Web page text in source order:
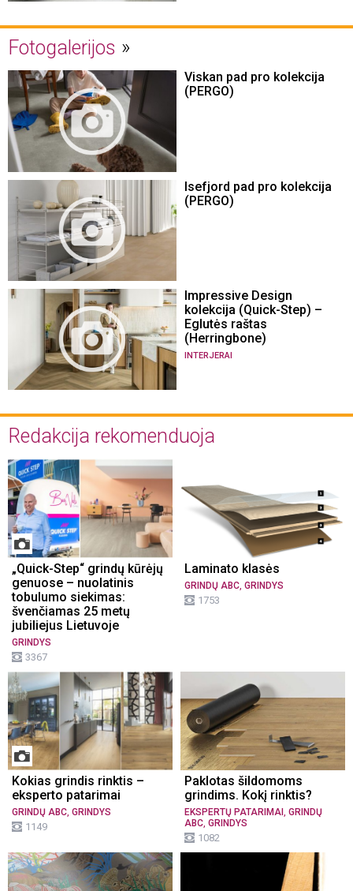
Fotogalerijos
Viskan pad pro kolekcija
(PERGO)
Isefjord pad pro kolekcija
(PERGO)
Impressive Design
kolekcija (Quick-Step) –
Eglutės raštas
(Herringbone)
INTERJERAI
Redakcija rekomenduoja
„Quick-Step“ grindų kūrėjų
genuose – nuolatinis
tobulumo siekimas:
švenčiamas 25 metų
jubiliejus Lietuvoje
GRINDYS
3367
Laminato klasės
GRINDŲ ABC GRINDYS
1753
Kokias grindis rinktis –
eksperto patarimai
GRINDŲ ABC, GRINDYS
1149
Paklotas šildomoms
grindims. Kokį rinktis?
EKSPERTŲ PATARIMAI , GRINDŲ
ABC, GRINDYS
1082